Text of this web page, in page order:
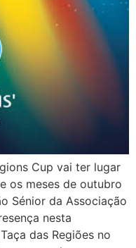
Cup vai ter lugar
os meses de outubro
Sénior da Associação
nesta
das Regiões no